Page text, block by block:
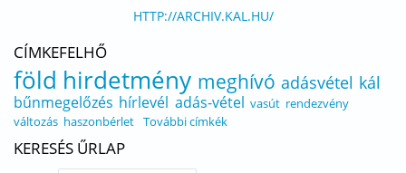
HTTP://ARCHIV.KAL.HU/
CÍMKEFELHŐ
föld hirdetmény meghívó adásvétel kál
bűnmegelőzés hírlevél adás-vétel vasút rendezvény
változás haszonbérlet További címkék
KERESÉS ŰRLAP